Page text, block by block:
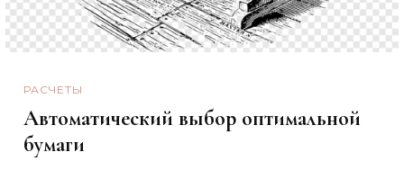
РАСЧЕТЫ
Автоматический выбор оптимальной
бумаги